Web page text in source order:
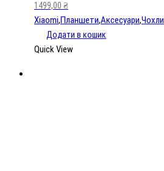
Pad
6
кількість
1499,00 ₴
Xiaomi,Планшети,Аксесуари,Чохли
Додати в кошик
Quick View